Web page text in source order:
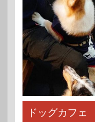
ドッグカフェ